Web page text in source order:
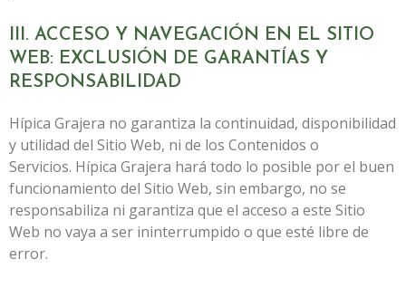
III. ACCESO Y NAVEGACIÓN EN EL SITIO
WEB: EXCLUSIÓN DE GARANTÍAS Y
RESPONSABILIDAD
Hípica Grajera no garantiza la continuidad, disponibilidad
y utilidad del Sitio Web, ni de los Contenidos o
Servicios. Hípica Grajera hará todo lo posible por el buen
funcionamiento del Sitio Web, sin embargo, no se
responsabiliza ni garantiza que el acceso a este Sitio
Web no vaya a ser ininterrumpido o que esté libre de
error.